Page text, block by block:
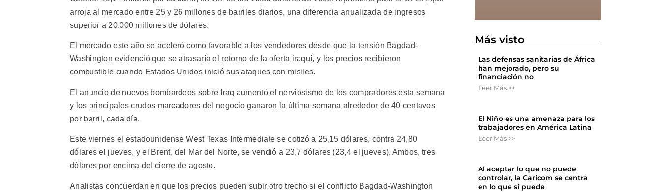
arroja al mercado entre 25 y 26 millones de barriles diarios, una diferencia anualizada de ingresos
superior a 20.000 millones de dólares.
El mercado este año se aceleró como favorable a los vendedores desde que la tensión Bagdad-
Washington evidenció que se atrasaría el retorno de la oferta iraquí, y los precios recibieron
combustible cuando Estados Unidos inició sus ataques con misiles.
El anuncio de nuevos bombardeos sobre Iraq aumentó el nerviosismo de los compradores esta semana
y los principales crudos marcadores del negocio ganaron la última semana alrededor de 40 centavos
por barril, cada día.
Este viernes el estadounidense West Texas Intermediate se cotizó a 25,15 dólares, contra 24,80
dólares el jueves, y el Brent, del Mar del Norte, se vendió a 23,7 dólares (23,4 el jueves). Ambos, tres
dólares por encima del cierre de agosto.
Analistas concuerdan en que los precios pueden subir otro trecho si el conflicto Bagdad-Washington
Más visto
Las defensas sanitarias de África
han mejorado, pero su
financiación no
Leer Más >>
El Niño es una amenaza para los
trabajadores en América Latina
Leer Más >>
Al aceptar lo que no puede
controlar, la Caricom se centra
en lo que sí puede